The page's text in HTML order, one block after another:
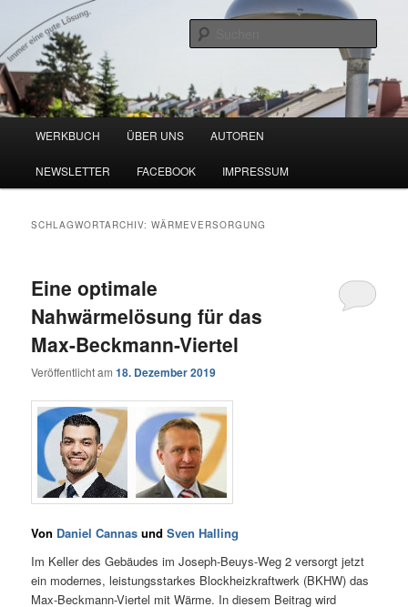
primären
Inhalt
springen
sekundären
Inhalt
springenWerkbuch Online
Blog zu den Themen Energieeffizienz und Digitalisierung
WERKBUCH ÜBER UNS AUTOREN
NEWSLETTER FACEBOOK IMPRESSUM
SCHLAGWORTARCHIV:WÄRMEVERSORGUNG
Eine optimale
Nahwärmelösung für das
Max-Beckmann-Viertel
Veröffentlicht am18. Dezember 2019
Von Daniel Cannas undSven Halling
Im Keller des Gebäudes im Joseph-Beuys-Weg 2 versorgt jetzt
ein modernes, leistungsstarkes Blockheizkraftwerk (BKHW) das
Max-Beckmann-Viertel mit Wärme. In diesem Beitrag wird